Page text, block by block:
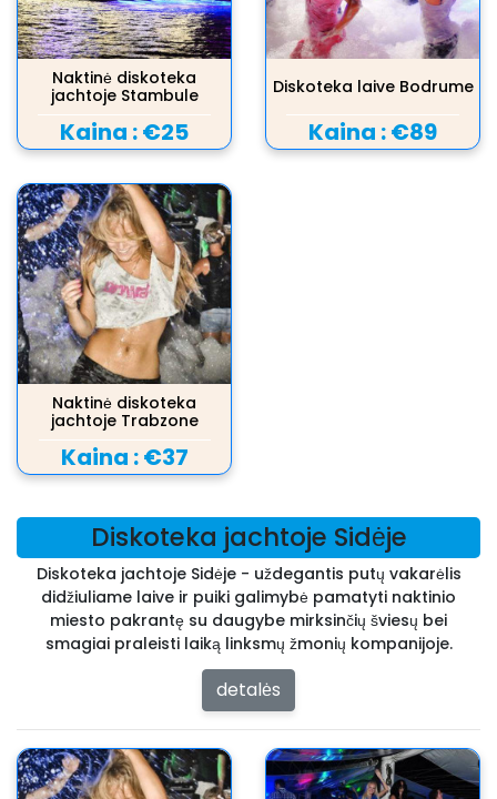
Naktinė diskoteka
jachtoje Stambule
Kaina :€25
Diskoteka laive Bodrume
Kaina :€89
Naktinė diskoteka
jachtoje Trabzone
Kaina :€37
Diskoteka jachtoje Sidėje
Diskoteka jachtoje Sidėje - uždegantis putų vakarėlis
didžiuliame laive ir puiki galimybė pamatyti naktinio
miesto pakrantę su daugybe mirksinčių šviesų bei
smagiai praleisti laiką linksmų žmonių kompanijoje.
detalės